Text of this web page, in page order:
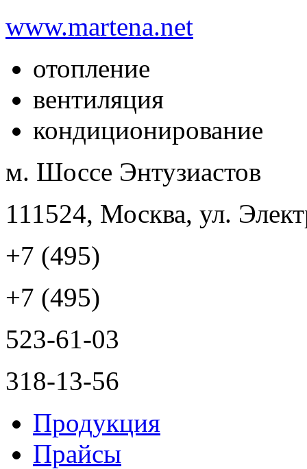
www.martena.net
отопление
вентиляция
кондиционирование
м. Шоссе Энтузиастов
111524, Москва, ул.
+7 (495)
+7 (495)
523-61-03
318-13-56
Продукция
Прайсы